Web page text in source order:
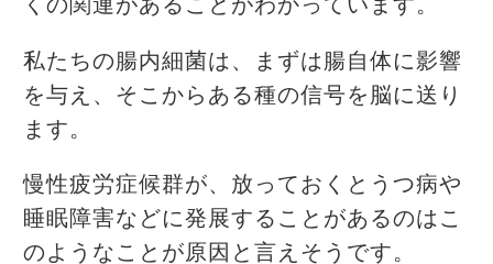
くの関連があることがわかっています。
私たちの腸内細菌は、まずは腸自体に影響
を与え、そこからある種の信号を脳に送り
ます。
慢性疲労症候群が、放っておくとうつ病や
睡眠障害などに発展することがあるのはこ
のようなことが原因と言えそうです。